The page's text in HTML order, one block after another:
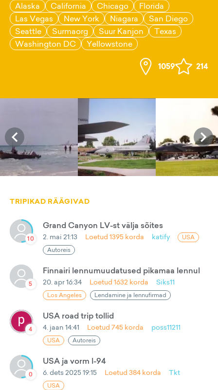
Alaska California Chicago
Florida
Las Vegas
New York Niagara
San Diego
Seattle
Surmaorg Suur Kanjon
Texas
Washington DC
Yellowstone
1059 214
TRIPIKAD RÄÄGIVAD
10
Grand Canyon LV-st välja sõites
2. mai 21:13 Loetud 1395 korda katify
USA
Autoreis
5
Finnairi lennumuudatused pikamaa lennul
20. apr 16:34 Loetud 1632 korda Siks11
Los Angeles Lendamine ja lennufirmad
4
USA road trip tollid
4. jaan 14:41 Loetud 745 korda poss11211
USA Autoreis
0
USA ja vorm l-94
6. dets 2025 19:15 Loetud 384 korda Tkt
USA